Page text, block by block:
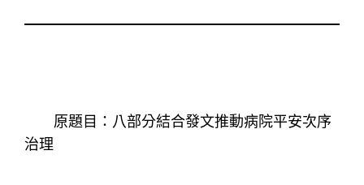
原題目：八部分結合發文推動病院平安次序
治理